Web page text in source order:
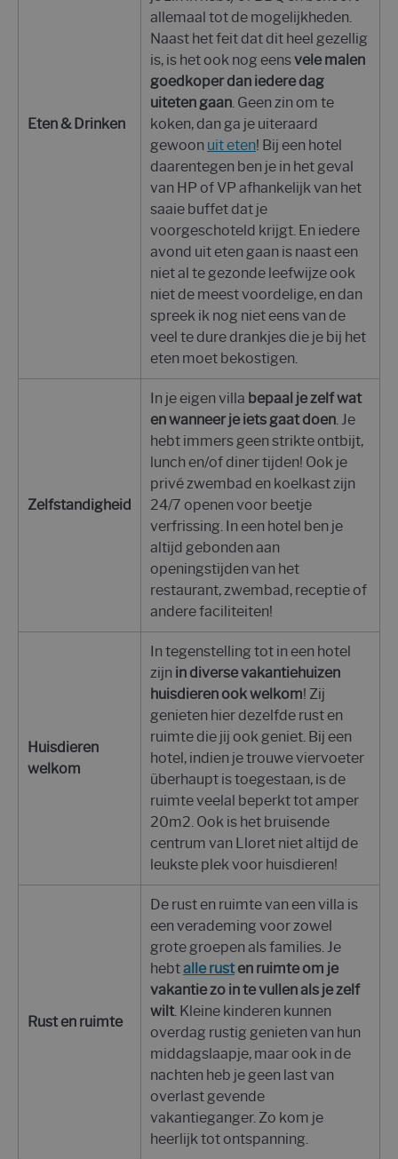
Eten & Drinken
allemaal tot de mogelijkheden.
Naast het feit dat dit heel gezellig
is, is het ook nog eensvele malen
goedkoper dan iedere dag
uiteten gaan. Geen zin om te
koken, dan ga je uiteraard
gewoon uit eten! Bij een hotel
daarentegen ben je in het geval
van HP of VP afhankelijk van het
saaie buffet dat je
voorgeschoteld krijgt. En iedere
avond uit eten gaan is naast een
niet al te gezonde leefwijze ook
niet de meest voordelige, en dan
spreek ik nog niet eens van de
veel te dure drankjes die je bij het
eten moet bekostigen.
Zelfstandigheid
In je eigen villa bepaal je zelf wat
en wanneer je iets gaat doen. Je
hebt immers geen strikte ontbijt,
lunch en/of diner tijden! Ook je
privé zwembad en koelkast zijn
24/7 openen voor beetje
verfrissing. In een hotel ben je
altijd gebonden aan
openingstijden van het
restaurant, zwembad, receptie of
andere faciliteiten!
Huisdieren
welkom
In tegenstelling tot in een hotel
zijn in diverse vakantiehuizen
huisdieren ook welkom! Zij
genieten hier dezelfde rust en
ruimte die jij ook geniet. Bij een
hotel, indien je trouwe viervoeter
überhaupt is toegestaan, is de
ruimte veelal beperkt tot amper
20m2. Ook is het bruisende
centrum van Lloret niet altijd de
leukste plek voor huisdieren!
Rust en ruimte
De rust en ruimte van een villa is
een verademing voor zowel
grote groepen als families. Je
hebtalle rusten ruimte om je
vakantie zo in te vullen als je zelf
wilt. Kleine kinderen kunnen
overdag rustig genieten van hun
middagslaapje, maar ook in de
nachten heb je geen last van
overlast gevende
vakantieganger. Zo kom je
heerlijk tot ontspanning.